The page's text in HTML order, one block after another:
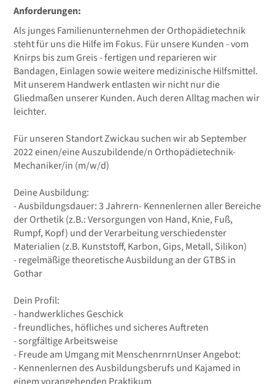
Anforderungen:
Als junges Familienunternehmen der Orthopädietechnik
steht für uns die Hilfe im Fokus. Für unsere Kunden - vom
Knirps bis zum Greis - fertigen und reparieren wir
Bandagen, Einlagen sowie weitere medizinische Hilfsmittel.
Mit unserem Handwerk entlasten wir nicht nur die
Gliedmaßen unserer Kunden. Auch deren Alltag machen wir
leichter.
Für unseren Standort Zwickau suchen wir ab September
2022 einen/eine Auszubildende/n Orthopädietechnik-
Mechaniker/in (m/w/d)
Deine Ausbildung:
- Ausbildungsdauer: 3 Jahrern- Kennenlernen aller Bereiche
der Orthetik (z.B.: Versorgungen von Hand, Knie, Fuß,
Rumpf, Kopf) und der Verarbeitung verschiedenster
Materialien (z.B. Kunststoff, Karbon, Gips, Metall, Silikon)
- regelmäßige theoretische Ausbildung an der GTBS in
Gothar
Dein Profil:
- handwerkliches Geschick
- freundliches, höfliches und sicheres Auftreten
- sorgfältige Arbeitsweise
- Freude am Umgang mit MenschenrnrnUnser Angebot:
- Kennenlernen des Ausbildungsberufs und Kajamed in